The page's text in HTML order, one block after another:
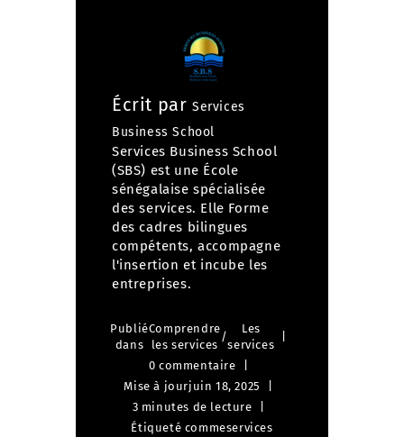
Écrit par Services
Business School
Services Business School
(SBS) est une École
sénégalaise spécialisée
des services. Elle Forme
des cadres bilingues
compétents, accompagne
l'insertion et incube les
entreprises.
Publié
dans
Comprendre
les services
/
Les
services
0 commentaire
Mise à jourjuin 18, 2025
3 minutes de lecture
Étiqueté commeservices